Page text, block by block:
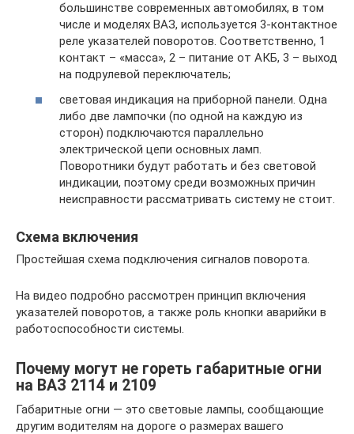
большинстве современных автомобилях, в том
числе и моделях ВАЗ, используется 3-контактное
реле указателей поворотов. Соответственно, 1
контакт – «масса», 2 – питание от АКБ, 3 – выход
на подрулевой переключатель;
световая индикация на приборной панели. Одна
либо две лампочки (по одной на каждую из
сторон) подключаются параллельно
электрической цепи основных ламп.
Поворотники будут работать и без световой
индикации, поэтому среди возможных причин
неисправности рассматривать систему не стоит.
Схема включения
Простейшая схема подключения сигналов поворота.
На видео подробно рассмотрен принцип включения
указателей поворотов, а также роль кнопки аварийки в
работоспособности системы.
Почему могут не гореть габаритные огни
на ВАЗ 2114 и 2109
Габаритные огни — это световые лампы, сообщающие
другим водителям на дороге о размерах вашего